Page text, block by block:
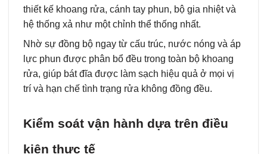
thiết kế khoang rửa, cánh tay phun, bộ gia nhiệt và
hệ thống xả như một chỉnh thể thống nhất.
Nhờ sự đồng bộ ngay từ cấu trúc, nước nóng và áp
lực phun được phân bổ đều trong toàn bộ khoang
rửa, giúp bát đĩa được làm sạch hiệu quả ở mọi vị
trí và hạn chế tình trạng rửa không đồng đều.
Kiểm soát vận hành dựa trên điều
kiện thực tế